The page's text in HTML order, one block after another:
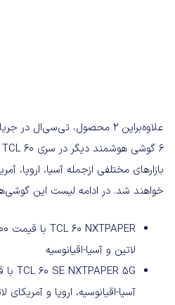
بازارهای مختلفی ازجمله آسیا، اروپا،
خواهند شد. در ادامه لیست این
لاتین و آسیا-اقیانوسیه
آسیا-اقیانوسیه، اروپا و آمریکای